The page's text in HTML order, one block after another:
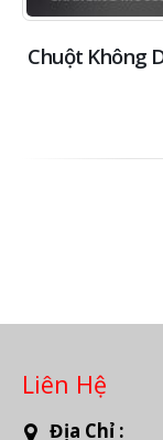
Chuột Không
Liên Hệ
Địa Chỉ :